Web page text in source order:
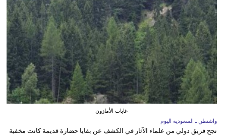
غابات الأمازون
واشنطن ـ السعودية اليوم
نجح فريق دولي من علماء الآثار في الكشف عن بقايا حضارة قديمة كانت مخفية